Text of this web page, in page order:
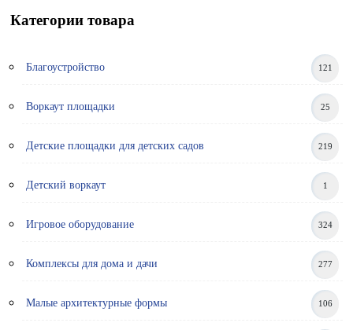
Категории товара
Благоустройство 121
Воркаут площадки 25
Детские площадки для детских садов 219
Детский воркаут 1
Игровое оборудование 324
Комплексы для дома и дачи 277
Малые архитектурные формы 106